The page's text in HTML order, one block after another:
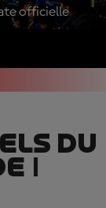
officielle
DU
|